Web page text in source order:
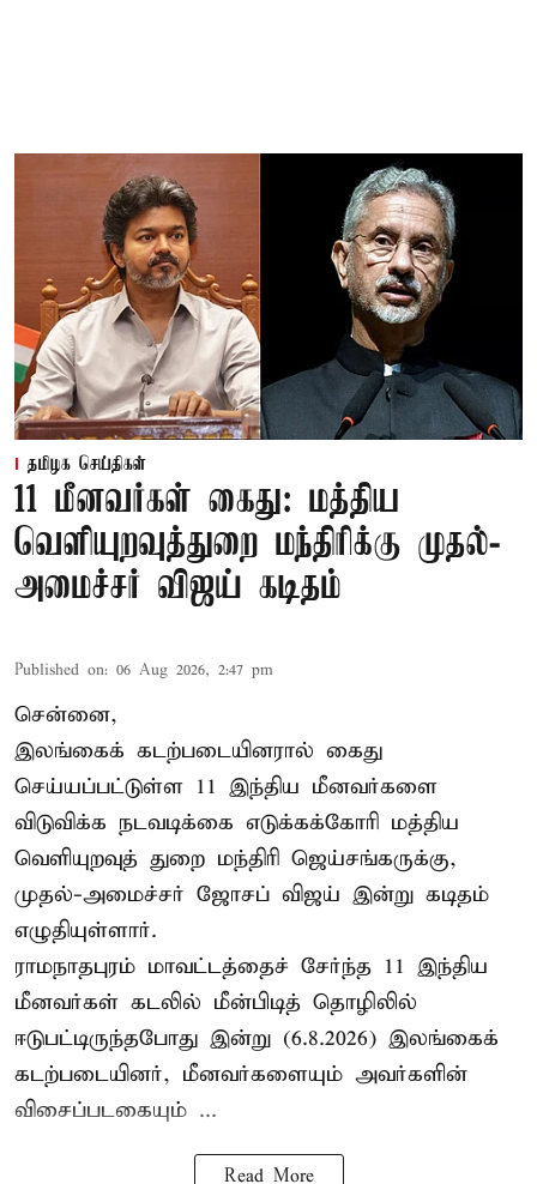
தமிழக செய்திகள்
11 மீனவர்கள் கைது: மத்திய
வெளியுறவுத்துறை மந்திரிக்கு முதல்-
அமைச்சர் விஜய் கடிதம்
Published on: 06 Aug 2026, 2:47 pm
சென்னை,
இலங்கைக் கடற்படையினரால் கைது
செய்யப்பட்டுள்ள 11 இந்திய மீனவர்களை
விடுவிக்க நடவடிக்கை எடுக்கக்கோரி மத்திய
வெளியுறவுத் துறை மந்திரி ஜெய்சங்கருக்கு,
முதல்-அமைச்சர் ஜோசப் விஜய் இன்று கடிதம்
எழுதியுள்ளார்.
ராமநாதபுரம் மாவட்டத்தைச் சேர்ந்த 11 இந்திய
மீனவர்கள் கடலில் மீன்பிடித் தொழிலில்
ஈடுபட்டிருந்தபோது இன்று (6.8.2026) இலங்கைக்
கடற்படையினர், மீனவர்களையும் அவர்களின்
விசைப்படகையும் ...
Read More